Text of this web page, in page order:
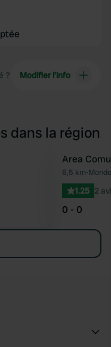
? Modifier l’info
dans la région
Préféré
Area
6,5 km•
1.25 2
0 - 0